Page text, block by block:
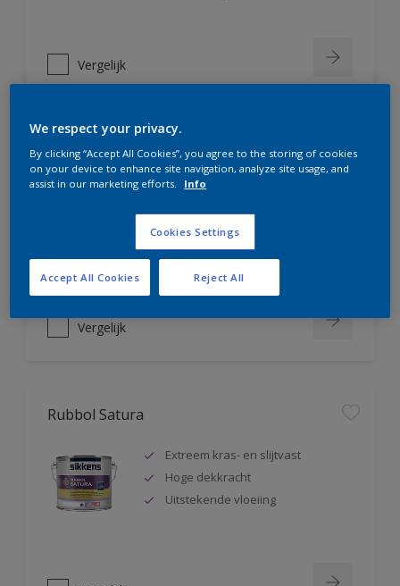
Vergelijk
Rubbol AZ
Uitstekende hoogglanslak
Tot 5 jaar bescherming
Zeer goede vloeiing
Vergelijk
Rubbol Satura
Extreem kras- en slijtvast
Hoge dekkracht
Uitstekende vloeiing
We respect your privacy.
By clicking “Accept All Cookies”, you agree to the storing of cookies
on your device to enhance site navigation, analyze site usage, and
assist in our marketing efforts.
Info
Cookies Settings
Reject All
Accept All Cookies